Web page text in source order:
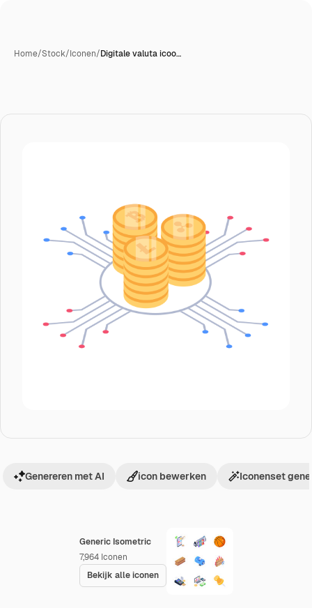
Home/Stock/Iconen/Digitale valuta icoo…
Generic Isometric
7,964 Iconen
Bekijk alle iconen
Genereren met AI icon bewerken Iconenset